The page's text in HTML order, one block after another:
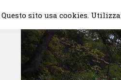
content
Questo sito usa cookies.